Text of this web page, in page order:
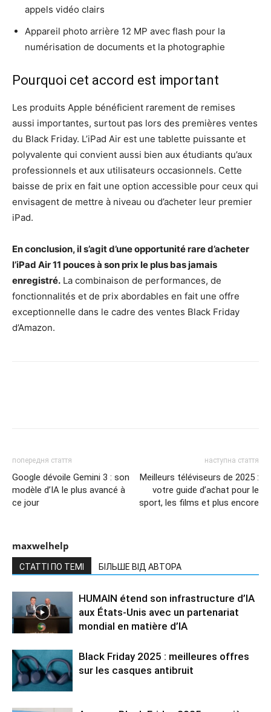
appels vidéo clairs
Appareil photo arrière 12 MP avec flash pour la
numérisation de documents et la photographie
Pourquoi cet accord est important
Les produits Apple bénéficient rarement de remises
aussi importantes, surtout pas lors des premières ventes
du Black Friday. L’iPad Air est une tablette puissante et
polyvalente qui convient aussi bien aux étudiants qu’aux
professionnels et aux utilisateurs occasionnels. Cette
baisse de prix en fait une option accessible pour ceux qui
envisagent de mettre à niveau ou d’acheter leur premier
iPad.
En conclusion, il s’agit d’une opportunité rare d’acheter
l’iPad Air 11 pouces à son prix le plus bas jamais
enregistré. La combinaison de performances, de
fonctionnalités et de prix abordables en fait une offre
exceptionnelle dans le cadre des ventes Black Friday
d’Amazon.
попередня стаття
Google dévoile Gemini 3 : son
modèle d’IA le plus avancé à
ce jour
наступна стаття
Meilleurs téléviseurs de 2025 :
votre guide d’achat pour le
sport, les films et plus encore
maxwelhelp
СТАТТІ ПО ТЕМІ БІЛЬШЕ ВІД АВТОРА
HUMAIN étend son infrastructure d’IA
aux États-Unis avec un partenariat
mondial en matière d’IA
Black Friday 2025 : meilleures offres
sur les casques antibruit